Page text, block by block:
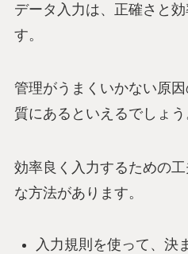
データ入力は、正確さと
す。
管理がうまくいかない原
質にあるといえるでしょう
効率良く入力するための
な方法があります。
入力規則を使って、決